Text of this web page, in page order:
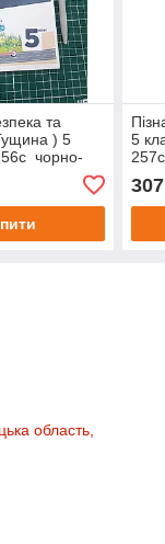
та
) 5
чорно-
що видно на
А5
5
307
область,